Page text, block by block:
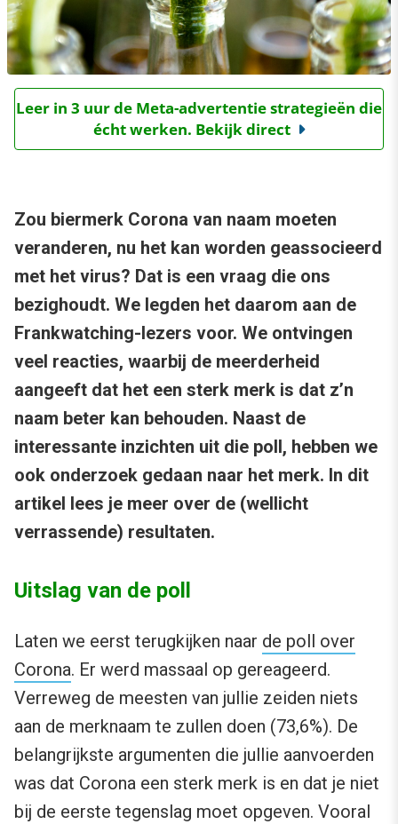
Leer in 3 uur de Meta-advertentie strategieën die
écht werken. Bekijk direct
Zou biermerk Corona van naam moeten
veranderen, nu het kan worden geassocieerd
met het virus? Dat is een vraag die ons
bezighoudt. We legden het daarom aan de
Frankwatching-lezers voor. We ontvingen
veel reacties, waarbij de meerderheid
aangeeft dat het een sterk merk is dat z’n
naam beter kan behouden. Naast de
interessante inzichten uit die poll, hebben we
ook onderzoek gedaan naar het merk. In dit
artikel lees je meer over de (wellicht
verrassende) resultaten.
Uitslag van de poll
Laten we eerst terugkijken naar de poll over
Corona. Er werd massaal op gereageerd.
Verreweg de meesten van jullie zeiden niets
aan de merknaam te zullen doen (73,6%). De
belangrijkste argumenten die jullie aanvoerden
was dat Corona een sterk merk is en dat je niet
bij de eerste tegenslag moet opgeven. Vooral